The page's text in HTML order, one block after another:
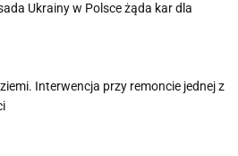
Ukrainy w Polsce żąda kar dla
Interwencja przy remoncie jednej z